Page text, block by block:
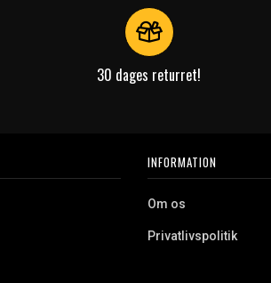
30 dages returret!
INFORMATION
Om os
Privatlivspolitik